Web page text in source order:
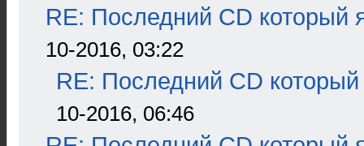
RE: Последний CD который
10-2016, 03:22
RE: Последний CD который
10-2016, 06:46